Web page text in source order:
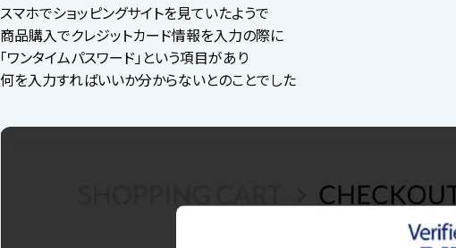
スマホでショッピングサイトを見ていたようで
商品購入でクレジットカード情報を入力の際に
「ワンタイムパスワード」という項目があり
何を入力すればいいか分からないとのことでした